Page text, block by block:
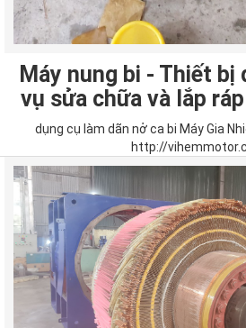
Máy nung bi - Thiết bị
vụ sửa chữa và lắp
dụng cụ làm dãn nở ca bi Máy Gia
http://